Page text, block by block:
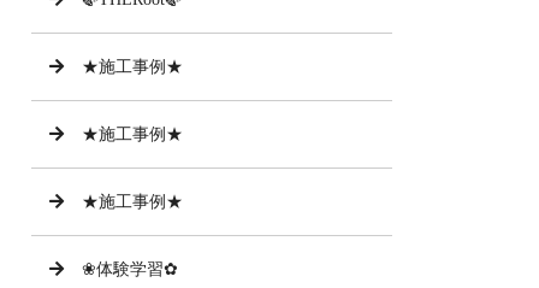
★施工事例★
★施工事例★
★施工事例★
❀体験学習✿